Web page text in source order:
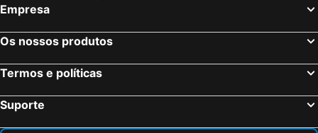
Empresa
Os nossos produtos
Termos e políticas
Suporte